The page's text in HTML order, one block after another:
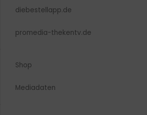
diebestellapp.de
promedia-thekentv.de
Shop
Mediadaten